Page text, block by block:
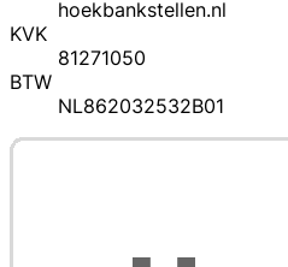
hoekbankstellen.nl
KVK
81271050
BTW
NL862032532B01